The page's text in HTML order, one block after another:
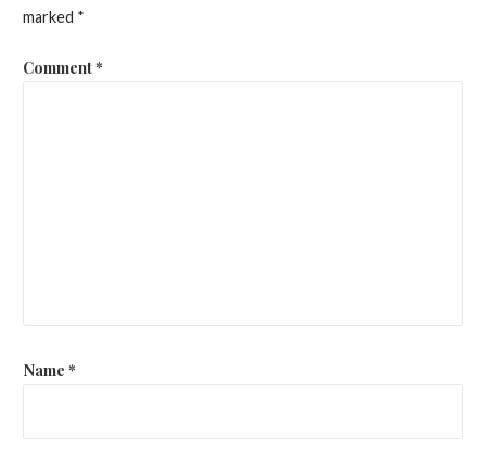
marked *
Comment*
Name *